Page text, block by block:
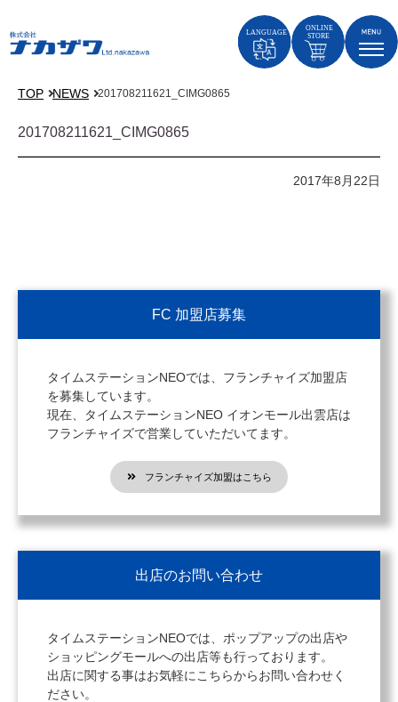
TOP NEWS 201708211621_CIMG0865
201708211621_CIMG0865
2017年8月22日
FC 加盟店募集
タイムステーションNEOでは、フランチャイズ加盟店
を募集しています。
現在、タイムステーションNEO イオンモール出雲店は
フランチャイズで営業していただいてます。
フランチャイズ加盟はこちら
出店のお問い合わせ
タイムステーションNEOでは、ポップアップの出店や
ショッピングモールへの出店等も行っております。
出店に関する事はお気軽にこちらからお問い合わせく
ださい。